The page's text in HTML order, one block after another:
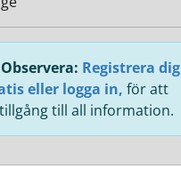
Registrera dig
eller logga in, för att
till all information.